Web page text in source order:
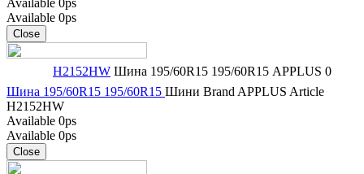
Available 0ps
Available 0ps
Close
H2152HW Шина 195/60R15 195/60R15 APPLUS 0
Шина 195/60R15 195/60R15 Шини Brand APPLUS Article
H2152HW
Available 0ps
Available 0ps
Close